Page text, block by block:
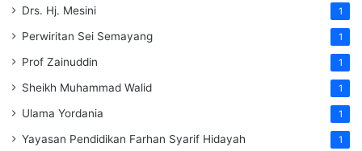
Drs. Hj. Mesini 1
Perwiritan Sei Semayang 1
Prof Zainuddin 1
Sheikh Muhammad Walid 1
Ulama Yordania 1
Yayasan Pendidikan Farhan Syarif Hidayah 1